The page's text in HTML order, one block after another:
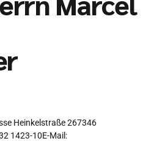
Heinkelstraße 267346
1423-10E-Mail: